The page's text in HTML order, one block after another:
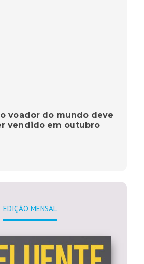
voador do mundo deve
vendido em outubro
EDIÇÃO MENSAL